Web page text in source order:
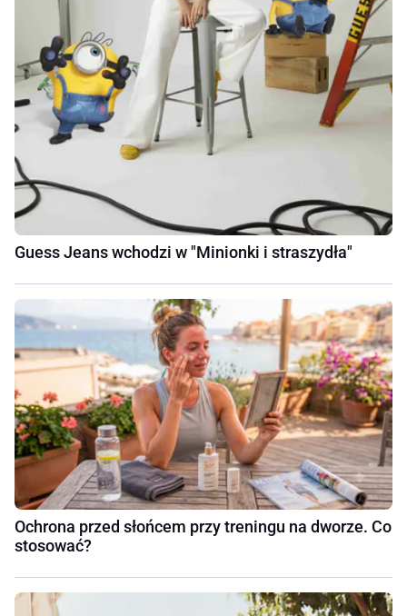
Guess Jeans wchodzi w "Minionki i straszydła"
Ochrona przed słońcem przy treningu na dworze. Co
stosować?